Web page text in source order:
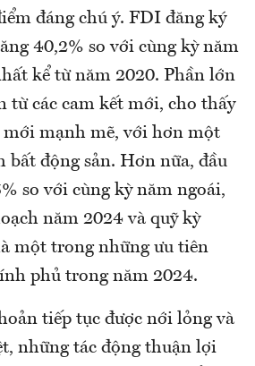
đáng chú ý. FDI đăng ký
40,2% so với cùng kỳ năm
kể từ năm 2020. Phần lớn
từ các cam kết mới, cho thấy
mới mạnh mẽ, với hơn một
bất động sản. Hơn nữa, đầu
so với cùng kỳ năm ngoái,
năm 2024 và quỹ kỳ
một trong những ưu tiên
phủ trong năm 2024.
tiếp tục được nới lỏng và
những tác động thuận lợi